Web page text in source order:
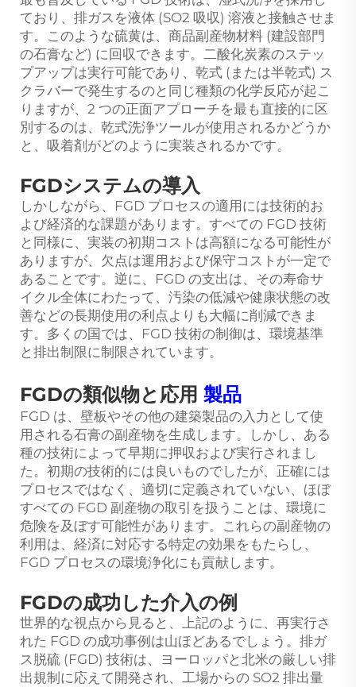
ており、排ガスを液体 (SO2 吸収) 溶液と接触させま
す。このような硫黄は、商品副産物材料 (建設部門
の石膏など) に回収できます。二酸化炭素のステッ
プアップは実行可能であり、乾式 (または半乾式) ス
クラバーで発生するのと同じ種類の化学反応が起こ
りますが、2 つの正面アプローチを最も直接的に区
別するのは、乾式洗浄ツールが使用されるかどうか
と、吸着剤がどのように実装されるかです。
FGDシステムの導入
しかしながら、FGD プロセスの適用には技術的お
よび経済的な課題があります。すべての FGD 技術
と同様に、実装の初期コストは高額になる可能性が
ありますが、欠点は運用および保守コストが一定で
あることです。逆に、FGD の支出は、その寿命サ
イクル全体にわたって、汚染の低減や健康状態の改
善などの長期使用の利点よりも大幅に削減できま
す。多くの国では、FGD 技術の制御は、環境基準
と排出制限に制限されています。
FGDの類似物と応用 製品
FGD は、壁板やその他の建築製品の入力として使
用される石膏の副産物を生成します。しかし、ある
種の技術によって早期に押収および実行されまし
た。初期の技術的には良いものでしたが、正確には
プロセスではなく、適切に定義されていない、ほぼ
すべての FGD 副産物の取引を扱うことは、環境に
危険を及ぼす可能性があります。これらの副産物の
利用は、経済に対応する特定の効果をもたらし、
FGD プロセスの環境浄化にも貢献します。
FGDの成功した介入の例
世界的な視点から見ると、上記のように、再実行さ
れた FGD の成功事例は山ほどあるでしょう。排ガ
ス脱硫 (FGD) 技術は、ヨーロッパと北米の厳しい排
出規制に応えて開発され、工場からの SO2 排出量